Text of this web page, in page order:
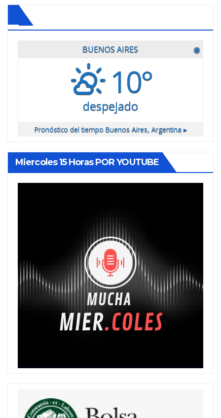
BUENOS AIRES ◉
10°
despejado
Pronóstico del tiempo Buenos Aires, Argentina ▸
Miercoles 15 Horas POR YOUTUBE